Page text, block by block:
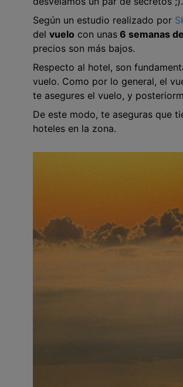
Según un estudio realizado por
del vuelo con unas 6 semanas
precios son más bajos.
Respecto al hotel, son
vuelo. Como por lo general, el
te asegures el vuelo, y
De este modo, te aseguras que
hoteles en la zona.